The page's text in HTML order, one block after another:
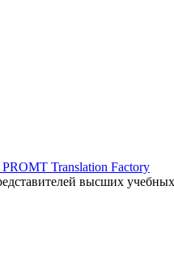
Translation Factory
высших